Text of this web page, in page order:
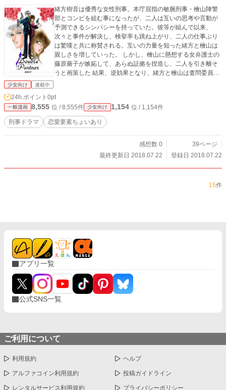
緒方樹音は優秀な女性刑事。本庁屈指の敏腕刑事・檜山陣警
部とコンビを組む事になったが、二人は互いの思考や言動が
予測できるシンパシーを持っていた。彼等が組んで以来、
次々と事件が解決し、検挙率も跳ね上がり、二人の仕事ぶり
は驚嘆と共に称賛される。互いの力量を知った緒方と檜山は
親しさを増していった。 しかし、檜山に懸想する女弁護士の
藤原薔子が嫉妬して、あらぬ証拠を捏造し、二人を引き離そ
うと画策した 結果、逆効果となり、緒方と檜山は査問委員会
少女向け 連載中
24h.ポイント 0pt
一般漫画 8,555 位 / 8,555件 少女向け 1,154 位 / 1,154件
刑事ドラマ 恋愛要素ちょいあり
感想数 0
39ページ
最終更新日 2018.07.22
登録日 2018.07.22
15件
アプリ一覧
公式SNS一覧
ご利用について
利用規約 ヘルプ
アルファコイン利用規約 投稿ガイドライン
レンタルサービス利用規約 プライバシーポリシー